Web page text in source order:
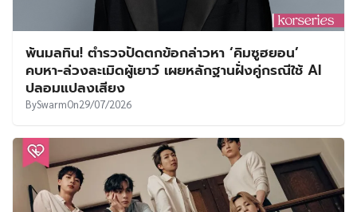
พ้นมลทิน! ตำรวจปัดตกข้อกล่าวหา ‘คิมซูฮยอน’
คบหา-ล่วงละเมิดผู้เยาว์ เผยหลักฐานฝั่งคู่กรณีใช้ AI
ปลอมแปลงเสียง
BySwarmOn29/07/2026